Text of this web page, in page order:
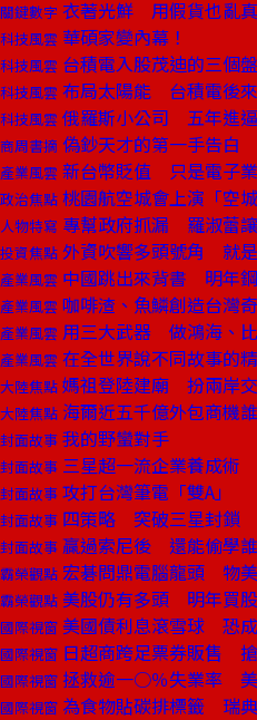
關鍵數字 衣著光鮮 用假貨也亂真
科技風雲 華碩家變內幕！
科技風雲 台積電入股茂迪的三個
科技風雲 布局太陽能 台積電後來
科技風雲 俄羅斯小公司 五年進
商周書摘 偽鈔天才的第一手告白
產業風雲 新台幣貶值 只是電子業
政治焦點 桃園航空城會上演「空
人物特寫 專幫政府抓漏 羅淑蕾
投資焦點 外資吹響多頭號角 就是
產業風雲 中國跳出來背書 明年
產業風雲 咖啡渣、魚鱗創造台灣
產業風雲 用三大武器 做鴻海、
產業風雲 在全世界說不同故事的
大陸焦點 媽祖登陸建廟 扮兩岸
大陸焦點 海爾近五千億外包商機
封面故事 我的野蠻對手
封面故事 三星超一流企業養成術
封面故事 攻打台灣筆電「雙A」
封面故事 四策略 突破三星封鎖
封面故事 贏過索尼後 還能偷學
霸榮觀點 宏碁問鼎電腦龍頭 物
霸榮觀點 美股仍有多頭 明年買
國際視窗 美國債利息滾雪球 恐
國際視窗 日超商跨足票券販售
國際視窗 拯救逾一○％失業率 美
國際視窗 為食物貼碳排標籤 瑞